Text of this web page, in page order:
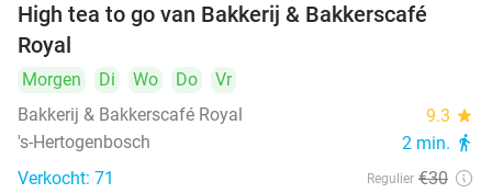
40%
High tea to go van Bakkerij & Bakkerscafé
Royal
Morgen Di Wo Do
Vr
Bakkerij & Bakkerscafé Royal
9.3 star
's-Hertogenbosch 2 min. directions_walk
Verkocht: 71 Regulier €30